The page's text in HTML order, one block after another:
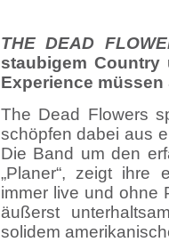
THE DEAD
staubigem
Experience müssen
The Dead Flowers
schöpfen dabei aus
Die Band um den
„Planer“, zeigt ihre
immer live und ohne
äußerst
solidem